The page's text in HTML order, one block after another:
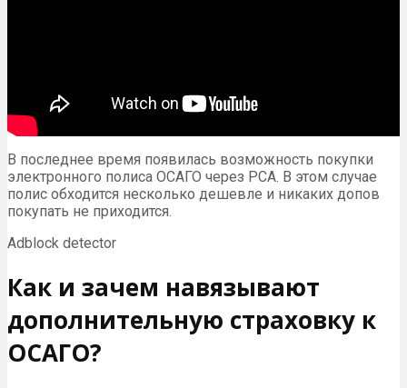
В последнее время появилась возможность покупки
электронного полиса ОСАГО через РСА. В этом случае
полис обходится несколько дешевле и никаких допов
покупать не приходится.
Adblock detector
Как и зачем навязывают
дополнительную страховку к
ОСАГО?